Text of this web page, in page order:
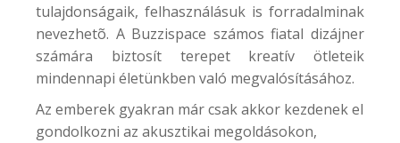
tulajdonságaik, felhasználásuk is forradalminak
nevezhetõ. A Buzzispace számos fiatal dizájner
számára biztosít terepet kreatív ötleteik
mindennapi életünkben való megvalósításához.
Az emberek gyakran már csak akkor kezdenek el
gondolkozni az akusztikai megoldásokon,